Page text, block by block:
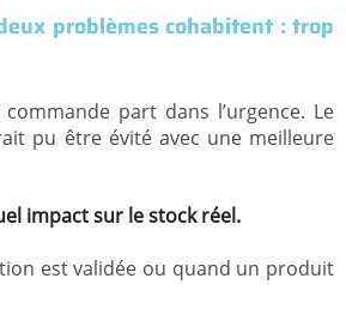
problèmes cohabitent : trop
part dans l’urgence. Le
pu être évité avec une meilleure
impact sur le stock réel.
est validée ou quand un produit